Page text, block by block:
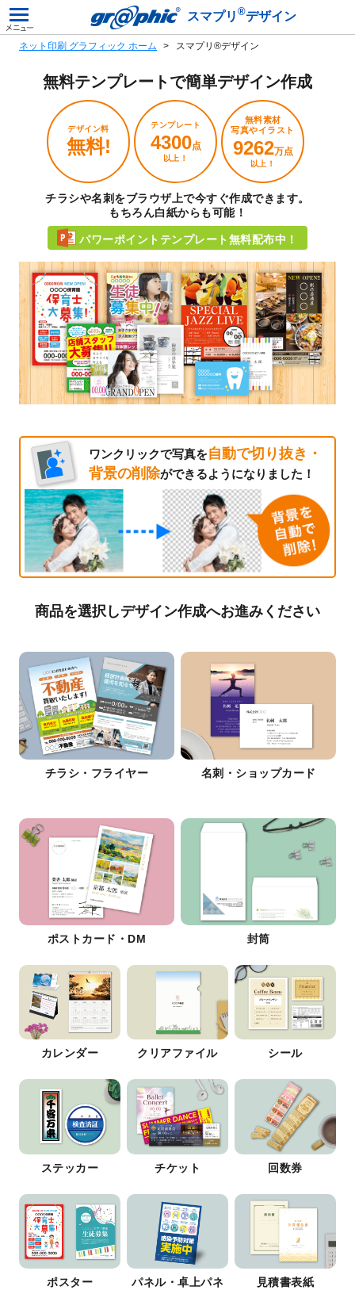
スマプリ ®デザイン
ネット印刷 グラフィック ホーム スマプリ®デザイン
無料テンプレートで簡単デザイン作成
デザイン料
無料!
テンプレート
4300点
以上！
無料素材
写真やイラスト
9262万点
以上！
チラシや名刺をブラウザ上で今すぐ作成できます。
もちろん白紙からも可能！
パワーポイントテンプレート無料配布中！
ワンクリックで写真を自動で切り抜き・
背景の削除ができるようになりました！
商品を選択しデザイン作成へお進みください
チラシ・フライヤー 名刺・ショップカード
ポストカード・DM 封筒
カレンダー クリアファイル シール
ステッカー チケット 回数券
ポスター
パネル・卓上パネ
見積書表紙